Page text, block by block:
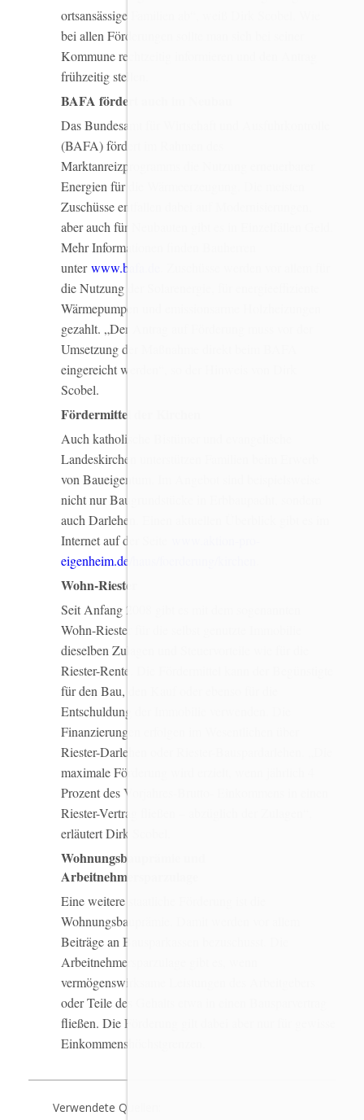
ortsansässige Familien ab“, weiß Dirk Scobel. Wie
bei allen Förderungen sollte man sich bei seiner
Kommune rechtzeitig informieren und den Antrag
frühzeitig stellen.
BAFA fördert auch im Neubau
Das Bundesamt für Wirtschaft und Ausfuhrkontrolle
(BAFA) fördert im Rahmen des
Marktanreizprogramms die Nutzung erneuerbarer
Energien für die Wärmeerzeugung. Die meisten
Zuschüsse entfallen dabei auf Modernisierungen,
aber auch für Neubauten gibt es in Einzelfällen Geld.
Mehr Informationen finden Bauherren
unterwww.bafa.de
die Nutzung der Solarenergie, für energieeffiziente
Wärmepumpen und emissionsarme Holzheizungen
gezahlt. „Der Antrag auf Förderung muss vor der
Umsetzung der Maßnahme direkt beim BAFA
eingereicht werden“, so der Hinweis von Dirk
Scobel.
Fördermittel der Kirchen
Auch katholische Bistümer und evangelische
Landeskirchen unterstützen Familien beim Erwerb
von Baueigentum. Im Angebot sind beispielsweise
nicht nur Baugrundstücke in Erbbaupacht, sondern
auch Darlehen. Einen aktuellen Überblick gibt es im
Internet auf der Seite
eigenheim.de/haus/foerderung/kirchen
Wohn-Riester
Seit Anfang 2008 gibt es mit dem sogenannten
Wohn-Riester für die selbst genutzte Immobilie
dieselben Zulagen und Steuervorteile wie für die
Riester-Rente. Die Fördermittel kann der Begünstigte
für den Bau, den Kauf oder ebenso für die
Entschuldung der Immobilie verwenden. Die
Finanzierungen erfolgen im Wesentlichen über
Riester-Darlehen oder Riester-Bauspardarlehen. „Die
maximale Förderung wird erzielt, wenn jährlich 4
Prozent des Vorjahres-Brutto- Einkommens in einen
Riester-Vertrag fließen – abzüglich der Zulagen“,
erläutert Dirk Scobel.
Wohnungsbauprämie und
Arbeitnehmersparzulage
Eine weitere staatliche Förderung ist die
Wohnungsbauprämie. Damit werden vor allem
Beiträge an Bausparkassen bezuschusst. Die
Arbeitnehmersparzulage gibt es, wenn
vermögenswirksame Leistungen des Arbeitgebers
oder Teile des Gehalts etwa in einen Bausparvertrag
fließen. Die Förderung gilt dabei aber nur für gewisse
Einkommenshöchstgrenzen.
Verwendete Quellen: